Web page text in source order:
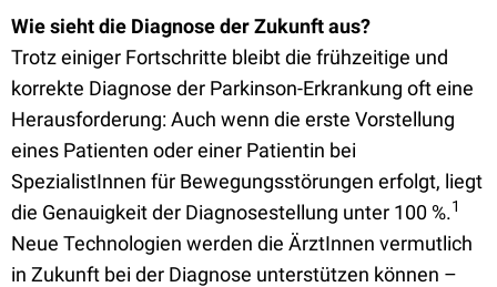
Wie sieht die Diagnose der Zukunft aus?
Trotz einiger Fortschritte bleibt die frühzeitige und
korrekte Diagnose der Parkinson-Erkrankung oft eine
Herausforderung: Auch wenn die erste Vorstellung
eines Patienten oder einer Patientin bei
SpezialistInnen für Bewegungsstörungen erfolgt, liegt
die Genauigkeit der Diagnosestellung unter 100 %.1
Neue Technologien werden die ÄrztInnen vermutlich
in Zukunft bei der Diagnose unterstützen können –